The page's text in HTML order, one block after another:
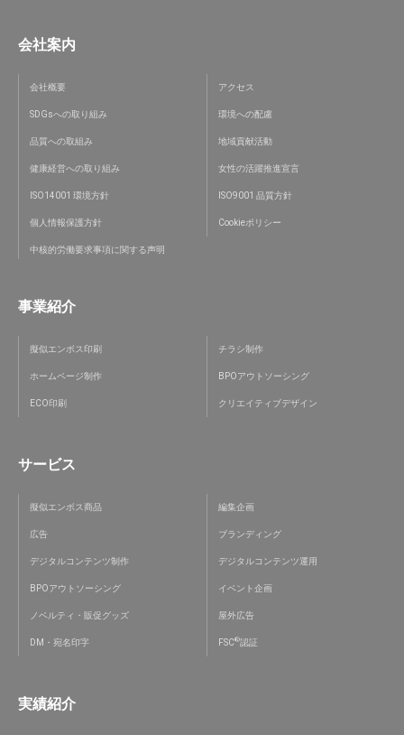
会社案内
会社概要 アクセス
SDGsへの取り組み 環境への配慮
品質への取組み 地域貢献活動
健康経営への取り組み 女性の活躍推進宣言
ISO14001 環境方針 ISO9001 品質方針
個人情報保護方針 Cookieポリシー
中核的労働要求事項に関する声明
事業紹介
擬似エンボス印刷 チラシ制作
ホームページ制作 BPOアウトソーシング
ECO印刷 クリエイティブデザイン
サービス
擬似エンボス商品 編集企画
広告 ブランディング
デジタルコンテンツ制作 デジタルコンテンツ運用
BPOアウトソーシング イベント企画
ノベルティ・販促グッズ 屋外広告
DM・宛名印字 FSC®認証
実績紹介